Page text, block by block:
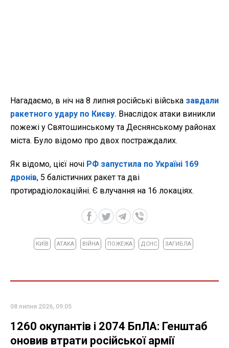
Нагадаємо, в ніч на 8 липня російські війська завдали
ракетного удару по Києву. Внаслідок атаки виникли
пожежі у Святошинському та Деснянському районах
міста. Було відомо про двох постраждалих.
Як відомо, цієї ночі РФ запустила по Україні 169
дронів, 5 балістичних ракет та дві
протирадіолокаційні. Є влучання на 16 локаціях.
КИЇВ АТАКА ВІЙНА ПОЖЕЖА ДСНС ЗАГИБЛА
08 липня 2026, 09:05
1260 окупантів і 2074 БпЛА: Генштаб
оновив втрати російської армії